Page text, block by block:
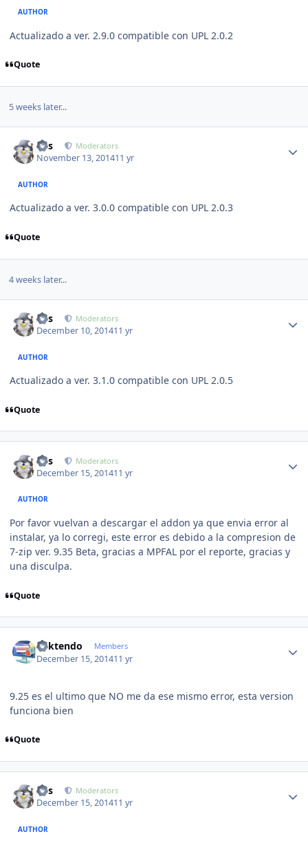
AUTHOR
Actualizado a ver. 2.9.0 compatible con UPL 2.0.2
Quote
5 weeks later...
luis Moderators
November 13, 201411 yr
AUTHOR
Actualizado a ver. 3.0.0 compatible con UPL 2.0.3
Quote
4 weeks later...
luis Moderators
December 10, 201411 yr
AUTHOR
Actualizado a ver. 3.1.0 compatible con UPL 2.0.5
Quote
luis Moderators
December 15, 201411 yr
AUTHOR
Por favor vuelvan a descargar el addon ya que envia error al
instalar, ya lo corregi, este error es debido a la compresion de
7-zip ver. 9.35 Beta, gracias a MPFAL por el reporte, gracias y
una disculpa.
Quote
ricktendo Members
December 15, 201411 yr
9.25 es el ultimo que NO me da ese mismo error, esta version
funciona bien
Quote
luis Moderators
December 15, 201411 yr
AUTHOR